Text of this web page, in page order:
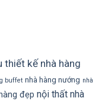
thiết kế nhà hàng
buffet nhà hàng nướng nhà
đẹp nội thất nhà